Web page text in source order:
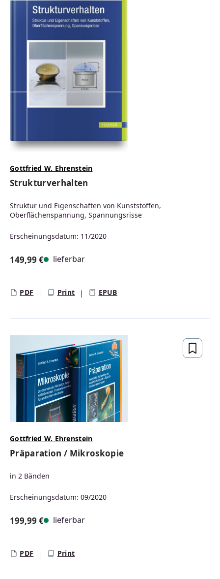
Gottfried W. Ehrenstein
Strukturverhalten
Struktur und Eigenschaften von Kunststoffen,
Oberflächenspannung, Spannungsrisse
Erscheinungsdatum: 11/2020
149,99 € lieferbar
PDF Print EPUB
Gottfried W. Ehrenstein
Präparation / Mikroskopie
in 2 Bänden
Erscheinungsdatum: 09/2020
199,99 € lieferbar
PDF Print